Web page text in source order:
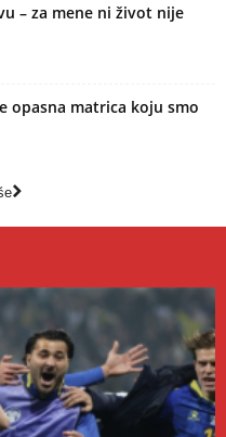
– za mene ni život nije
je opasna matrica koju smo